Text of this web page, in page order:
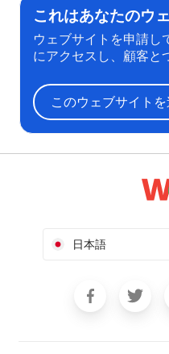
これはあなたのウ
ウェブサイトを申請し
にアクセスし、顧客と
このウェブサイト
日本語